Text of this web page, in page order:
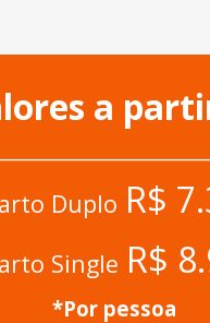
a
Duplo R$
Single R$
*Por pessoa